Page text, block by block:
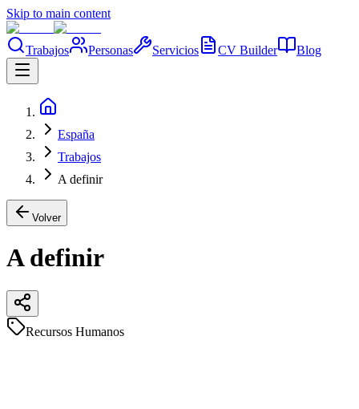
Skip to main content
Trabajos Personas Servicios CV Builder Blog
España
Trabajos
A definir
Volver
A definir
Recursos Humanos